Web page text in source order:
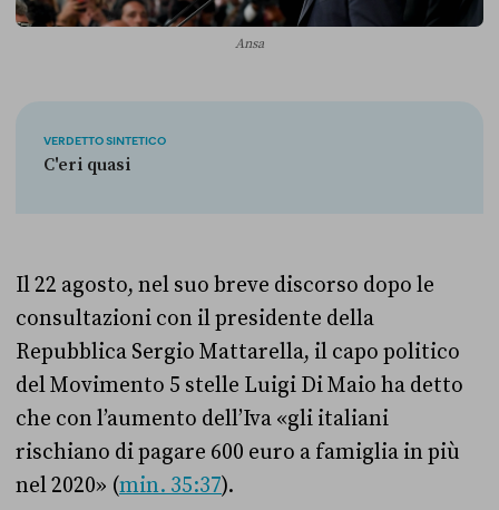
Ansa
VERDETTO SINTETICO
C'eri quasi
Il 22 agosto, nel suo breve discorso dopo le
consultazioni con il presidente della
Repubblica Sergio Mattarella, il capo politico
del Movimento 5 stelle Luigi Di Maio ha detto
che con l’aumento dell’Iva «gli italiani
rischiano di pagare 600 euro a famiglia in più
nel 2020» (min. 35:37).